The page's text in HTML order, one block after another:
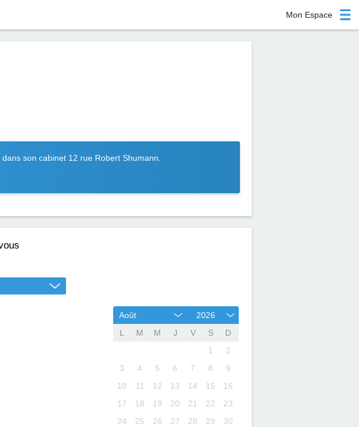
Mon Espace
son cabinet 12 rue Robert Shumann.
Août
2026
L
M M J V S
D
1
2
3
4 5 6 7 8
9
10
11 12 13 14 15
16
17
18 19 20 21 22
23
24
25 26 27 28 29
30